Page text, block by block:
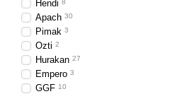
Hendi 8
Apach 30
Pimak 3
Ozti 2
Hurakan 27
Empero 3
GGF 10